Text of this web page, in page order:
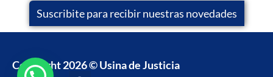
Suscribite para recibir nuestras novedades
Copyright 2026 © Usina de Justicia